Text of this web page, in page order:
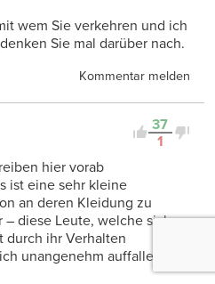
wem Sie verkehren und ich
Sie mal darüber nach.
Kommentar melden
37
1
hier vorab
ist eine sehr kleine
an deren Kleidung zu
– diese Leute, welche sich
durch ihr Verhalten
unangenehm auffallen.